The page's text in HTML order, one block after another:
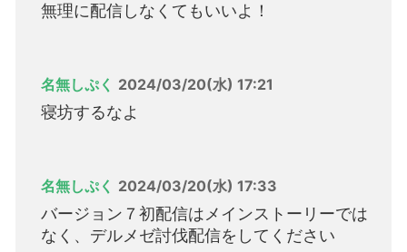
無理に配信しなくてもいいよ！
名無しぷく 2024/03/20(水) 17:21
寝坊するなよ
名無しぷく 2024/03/20(水) 17:33
バージョン７初配信はメインストーリーでは
なく、デルメゼ討伐配信をしてください